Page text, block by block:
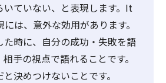
いていない、と表現します。It
は、意外な効用があります。
た時に、自分の成功・失敗を語
手の視点で語れることです。
決めつけないことです。